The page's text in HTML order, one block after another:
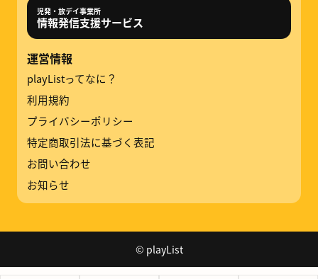
児発・放デイ事業所
情報発信支援サービス
運営情報
playListってなに？
利用規約
プライバシーポリシー
特定商取引法に基づく表記
お問い合わせ
お知らせ
© playList